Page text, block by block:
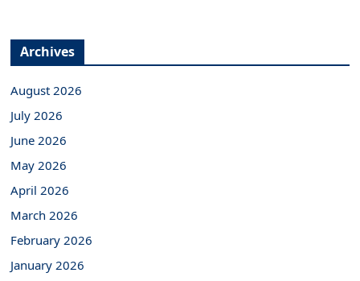
Archives
August 2026
July 2026
June 2026
May 2026
April 2026
March 2026
February 2026
January 2026